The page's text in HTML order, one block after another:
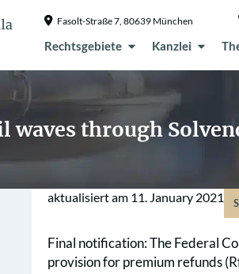
Fasolt-Straße 7, 80639 München
Rechtsgebiete Kanzlei
waves through
aktualisiert am 11. January 2021
Final notification: The Federal
provision for premium refunds